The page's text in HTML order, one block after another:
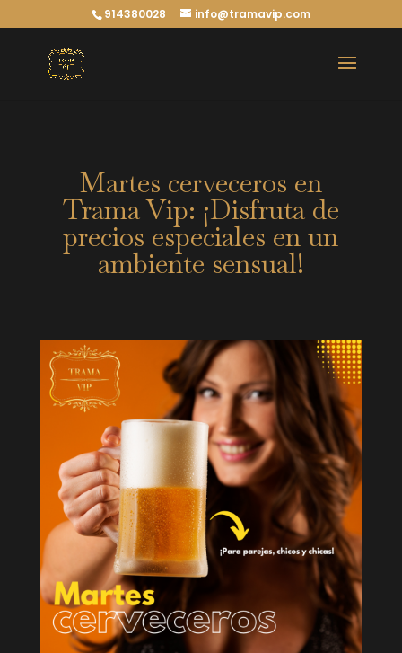
914380028 info@tramavip.com
Martes cerveceros en
Trama Vip: ¡Disfruta de
precios especiales en un
ambiente sensual!